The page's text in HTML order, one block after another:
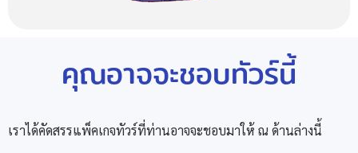
คุณอาจจะชอบทัวร์นี้
เราได้คัดสรรแพ็คเกจทัวร์ที่ท่านอาจจะชอบมาให้ ณ ด้านล่างนี้